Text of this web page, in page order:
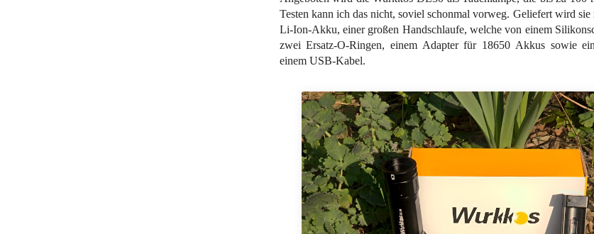
Testen kann ich das nicht, soviel schonmal vorweg. Geliefert wird
Li-Ion-Akku, einer großen Handschlaufe, welche von einem
zwei Ersatz-O-Ringen, einem Adapter für 18650 Akkus sowie
einem USB-Kabel.